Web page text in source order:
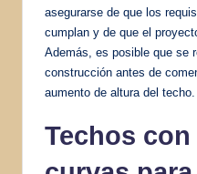
asegurarse de que los
cumplan y de que el
Además, es posible que se
construcción antes de
aumento de altura del techo.
Techos